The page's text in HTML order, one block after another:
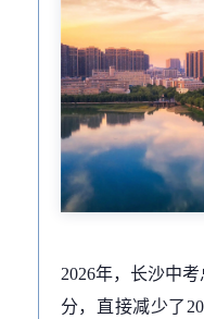
2026年，长沙中
分，直接减少了